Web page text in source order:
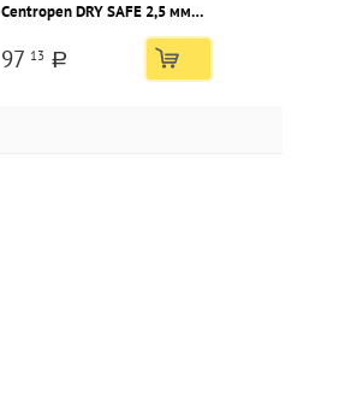
Centropen DRY SAFE 2,5 мм
черный, круглый наконечник
97 13 a